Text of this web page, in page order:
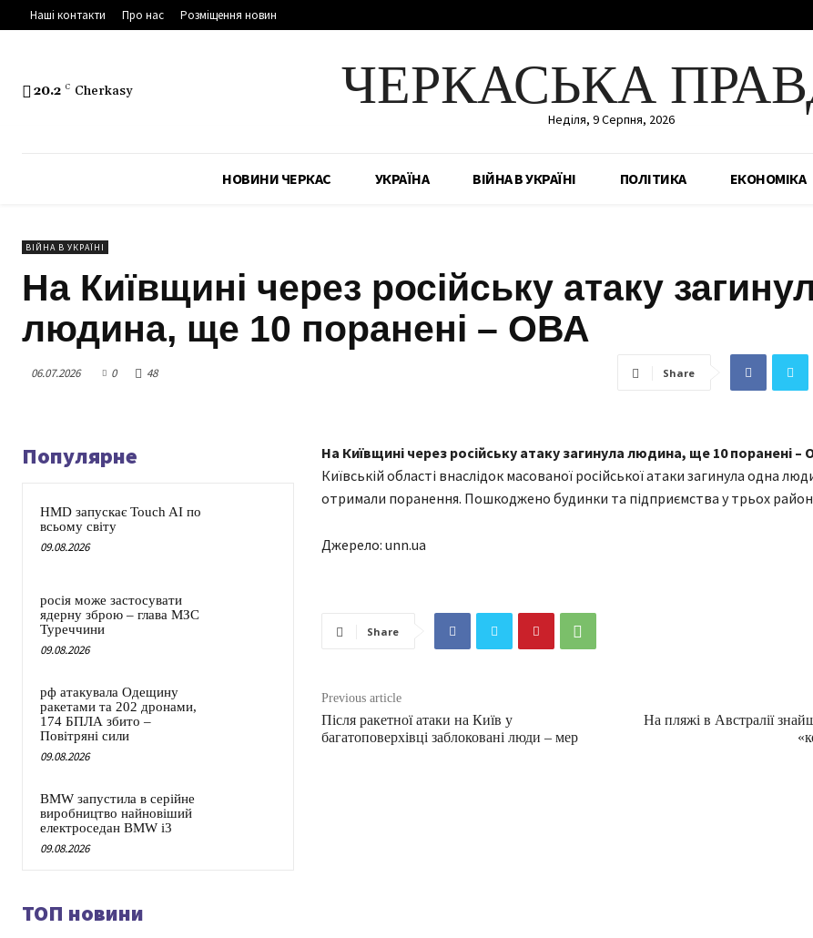
Наші контакти Про нас Розміщення новин
20.2 C Cherkasy ЧЕРКАСЬКА
Неділя, 9 Серпня, 2026
НОВИНИ ЧЕРКАС УКРАЇНА ВІЙНА В УКРАЇНІ ПОЛІТИКА ЕКОНОМІКА
ВІЙНА В УКРАЇНІ
На Київщині через російську атаку
людина, ще 10 поранені – ОВА
06.07.2026 0 48 Share
Популярне
HMD запускає Touch AI по
всьому світу
09.08.2026
росія може застосувати
ядерну зброю – глава МЗС
Туреччини
09.08.2026
рф атакувала Одещину
ракетами та 202 дронами,
174 БПЛА збито –
Повітряні сили
09.08.2026
BMW запустила в серійне
виробництво найновіший
електроседан BMW i3
09.08.2026
На Київщині через російську атаку загинула людина, ще 10 поранені –
Київській області внаслідок масованої російської атаки загинула одна
отримали поранення. Пошкоджено будинки та підприємства у трьох
Джерело: unn.ua
Share
Previous article
Після ракетної атаки на Київ у
багатоповерхівці заблоковані люди – мер
На пляжі в Австралії
ТОП новини